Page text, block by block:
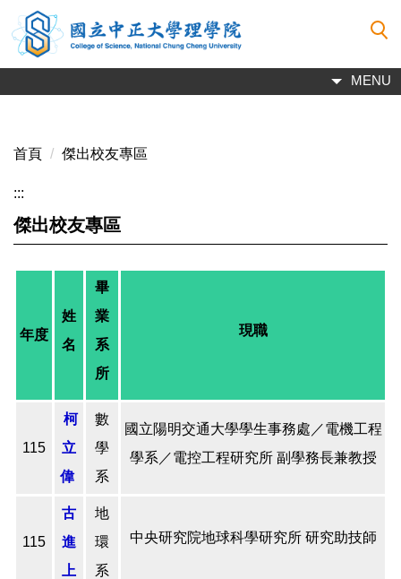
跳
到
主
內
MENU
首頁 傑出校友專區
:::
傑出校友專區
年度
姓
名
畢
業
系
所
現職
115
柯
立
偉
數
學
系
國立陽明交通大學學生事務處／電機工程
學系／電控工程研究所 副學務長兼教授
115
古
進
上
地
環
系
中央研究院地球科學研究所 研究助技師